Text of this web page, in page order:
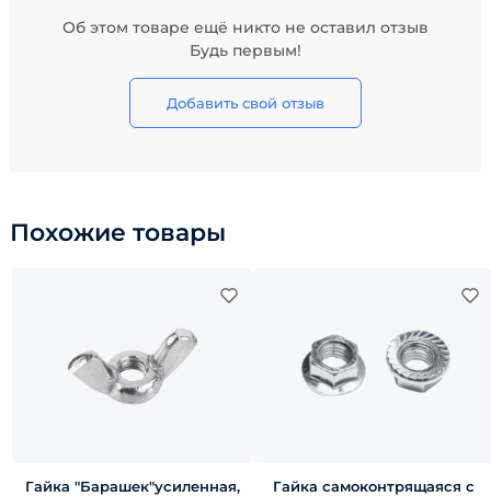
Об этом товаре ещё никто не оставил отзыв
Будь первым!
Добавить свой отзыв
Похожие товары
Гайка "Барашек"усиленная,
Гайка самоконтрящаяся с